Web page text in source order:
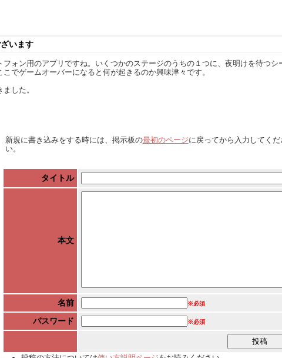
います
フォン用のアプリですね。いくつかのステージのうちの１つに、夜明けを待つシ
でゲームオーバーになると何が起きるのか興味津々です。
した。
新規に書き込みをする時には、掲示板の最初のページに戻ってから入力してくだ
い。
タイトル
本文
名前 ※必須
パスワード ※必須